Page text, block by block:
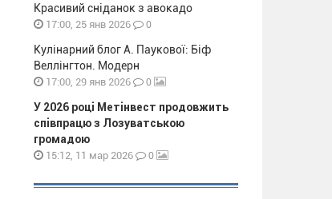
Красивий сніданок з авокадо
17:00, 25 янв 2026 0
Кулінарний блог А. Паукової: Біф
Веллінгтон. Модерн
17:00, 29 янв 2026 0
У 2026 році Метінвест продовжить
співпрацю з Лозуватською
громадою
15:12, 11 мар 2026 0